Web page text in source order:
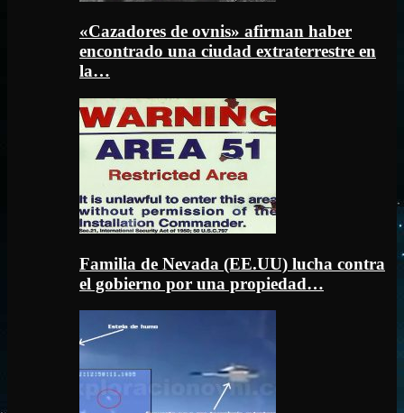
«Cazadores de ovnis» afirman haber
encontrado una ciudad extraterrestre en
la…
Familia de Nevada (EE.UU) lucha contra
el gobierno por una propiedad…